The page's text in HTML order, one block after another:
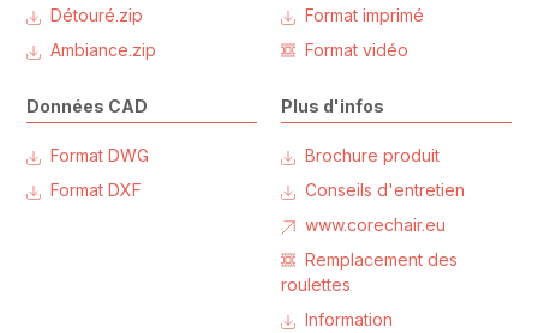
Détouré.zip
Ambiance.zip
Format imprimé
Format vidéo
Données CAD
Format DWG
Format DXF
Plus d'infos
Brochure produit
Conseils d'entretien
www.corechair.eu
Remplacement des
roulettes
Information